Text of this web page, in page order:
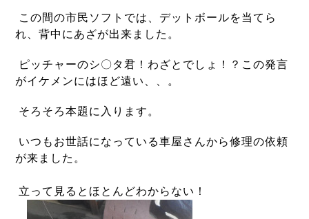
この間の市民ソフトでは、デットボールを当てら
れ、背中にあざが出来ました。
ピッチャーのシ〇タ君！わざとでしょ！？この発言
がイケメンにはほど遠い、、。
そろそろ本題に入ります。
いつもお世話になっている車屋さんから修理の依頼
が来ました。
立って見るとほとんどわからない！